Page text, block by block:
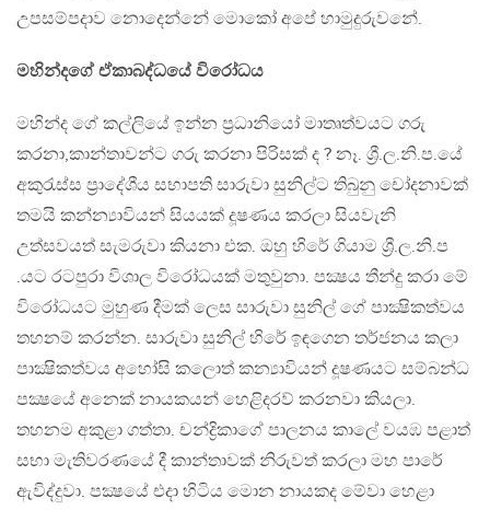
උපසම්පදාව නොදෙන්නේ මොකෝ අපේ හාමුදුරුවනේ.
මහින්දගේ ඒකාබද්ධයේ විරෝධය​
මහින්ද ගේ කල්ලියේ ඉන්න ප්‍රධානියෝ මාතෘත්වයට ගරු
කරනා,කාන්තාවන්ට ගරු කරනා පිරිසක් ද ? නෑ. ශ්‍රී.ල​.නි.ප​.යේ
අකුරැස්ස ප්‍රාදේශීය සභාපති සාරුවා සුනිල්ට තිබුනු චෝදනාවක්
තමයි කන්න්‍යාවියන් සියයක් දූෂණය කරලා සියවැනි
උත්සවයත් සැමරුවා කියනා එක​. ඔහු හිරේ ගියාම ශ්‍රී.ල​.නි.ප​
.යට රටපුරා විශාල විරෝධයක් මතුවුනා. පක්‍ෂය තීන්දු කරා මේ
විරෝධයට මුහුණ දීමක් ලෙස සාරුවා සුනිල් ගේ පාක්‍ෂිකත්වය
තහනම් කරන්න​. සාරුවා සුනිල් හිරේ ඉඳගෙන තර්ජනය කලා
පාක්‍ෂිකත්වය අහෝසි කලොත් කන්‍යාවියන් දූෂණයට සම්බන්ධ
පක්‍ෂයේ අනෙක් නායකයන් හෙළිදරව් කරනවා කියලා.
තහනම අකුළා ගත්තා. චන්ද්‍රිකාගේ පාලනය කාලේ වයඹ පළාත්
සභා මැතිවරණයේ දී කාන්තාවක් නිරුවත් කරලා මහ පාරේ
ඇවිද්දුවා. පක්‍ෂයේ එදා හිටිය මොන නායකද මේවා හෙළා